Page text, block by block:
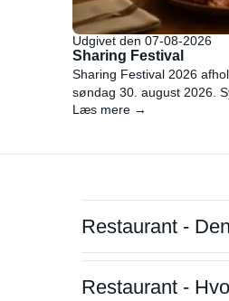
Udgivet den 07-08-2026
Sharing Festival
Sharing Festival 2026
søndag 30. august 2026.
Læs mere →
Restaurant -
Restaurant -